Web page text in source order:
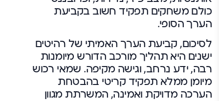
כולם משחקים תפקיד חשוב בקביעת
הערך הסופי.
לסיכום, קביעת הערך האמיתי של רהיטים
ישנים היא תהליך מורכב הדורש מיומנות
רבה, ידע נרחב, וגישה מקיפה. שמאי רכוש
מיומן ממלא תפקיד קריטי בהבטחת
הערכה מדויקת ואמינה, המשרתת מגוון